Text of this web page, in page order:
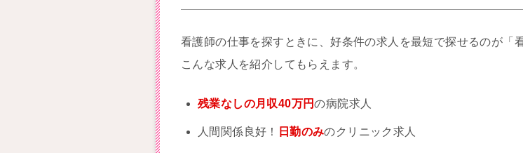
看護師の仕事を探すときに、好条件の求人を最短で探せるのが「
こんな求人を紹介してもらえます。
残業なしの月収40万円の病院求人
人間関係良好！ 日勤のみのクリニック求人